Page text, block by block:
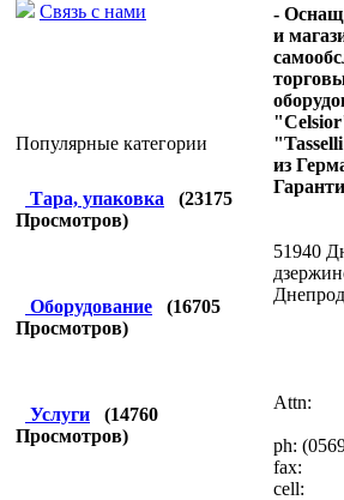
Связь с нами
Популярные категории
Тара, упаковка (23175
Просмотров)
Оборудование (16705
Просмотров)
Услуги (14760
Просмотров)
-
и
из
51940
Attn:
ph:
fax:
cell: